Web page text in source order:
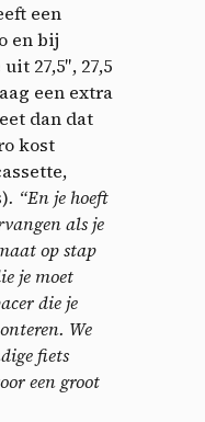
een
en bij
27,5″, 27,5
een extra
dan dat
kost
. “En je hoeft
als je
op stap
je moet
die je
We
fiets
een groot